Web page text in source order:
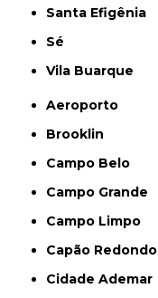
Santa Efigênia
Sé
Vila Buarque
Aeroporto
Brooklin
Campo Belo
Campo Grande
Campo Limpo
Capão Redondo
Cidade Ademar